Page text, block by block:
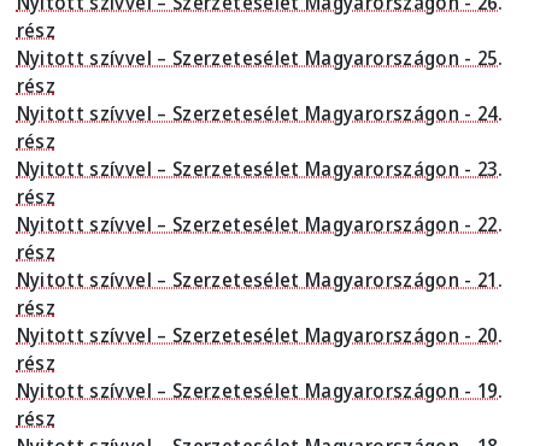
rész
Nyitott szívvel – Szerzetesélet Magyarországon - 25.
rész
Nyitott szívvel – Szerzetesélet Magyarországon - 24.
rész
Nyitott szívvel – Szerzetesélet Magyarországon - 23.
rész
Nyitott szívvel – Szerzetesélet Magyarországon - 22.
rész
Nyitott szívvel – Szerzetesélet Magyarországon - 21.
rész
Nyitott szívvel – Szerzetesélet Magyarországon - 20.
rész
Nyitott szívvel – Szerzetesélet Magyarországon - 19.
rész